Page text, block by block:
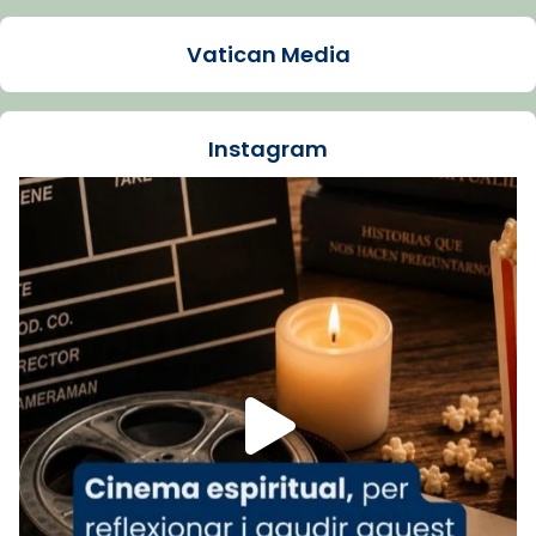
Santes de Mataró.
🔗tinyurl.com/cvu5jmbk
Foto
View on Facebook Share
Arquebisbat de Barcelonais at Catedral
de Barcelona.
1 week ago
Aquest dilluns, 27 de juliol, ha tingut lloc la
missa d’acció de gràcies en agraïment al
comitè organitzador de la visita apostòlica
del Sant Pare Lleó XIV a Barcelona, i als
col·laboradors, a la Catedral de Barcelona.
Vatican Media
Instagram